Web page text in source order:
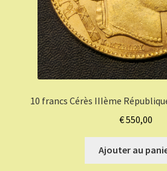
10 francs Cérès IIIème
€550,00
Ajouter au